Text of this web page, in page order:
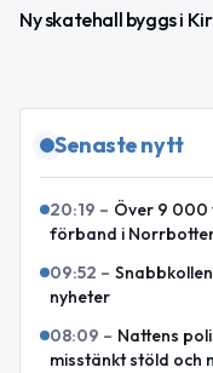
Ny skatehall byggs i
Senaste nytt
20:19 – Över 9 000
förband i
09:52 –
nyheter
08:09 – Nattens
misstänkt stöld och